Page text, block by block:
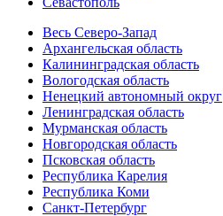
Весь Северо-Запад
Архангельская область
Калининградская область
Вологодская область
Ненецкий автономный округ
Ленинградская область
Мурманская область
Новгородская область
Псковская область
Республика Карелия
Республика Коми
Санкт-Петербург